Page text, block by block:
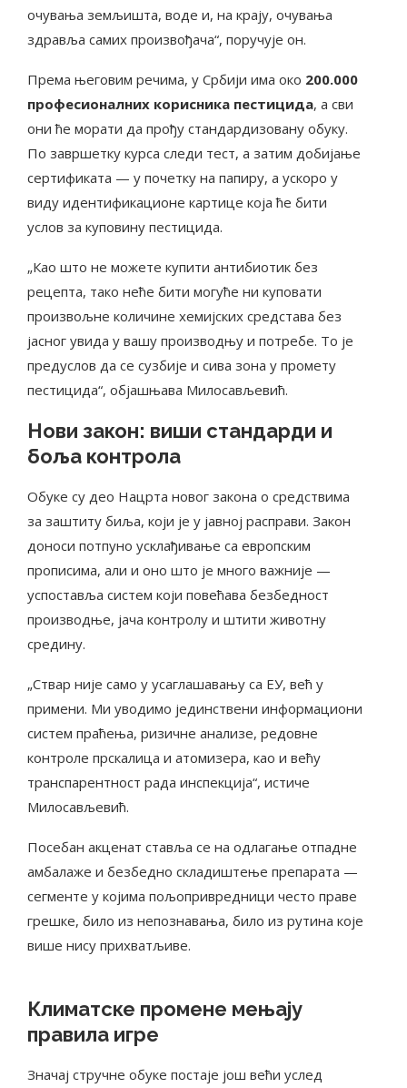
очувања земљишта, воде и, на крају, очувања
здравља самих произвођача“, поручује он.
Према његовим речима, у Србији има око 200.000
професионалних корисника пестицида, а сви
они ће морати да прођу стандардизовану обуку.
По завршетку курса следи тест, а затим добијање
сертификата — у почетку на папиру, а ускоро у
виду идентификационе картице која ће бити
услов за куповину пестицида.
„Као што не можете купити антибиотик без
рецепта, тако неће бити могуће ни куповати
произвољне количине хемијских средстава без
јасног увида у вашу производњу и потребе. То је
предуслов да се сузбије и сива зона у промету
пестицида“, објашњава Милосављевић.
Нови закон: виши стандарди и
боља контрола
Обуке су део Нацрта новог закона о средствима
за заштиту биља, који је у јавној расправи. Закон
доноси потпуно усклађивање са европским
прописима, али и оно што је много важније —
успоставља систем који повећава безбедност
производње, јача контролу и штити животну
средину.
„Ствар није само у усаглашавању са ЕУ, већ у
примени. Ми уводимо јединствени информациони
систем праћења, ризичне анализе, редовне
контроле прскалица и атомизера, као и већу
транспарентност рада инспекција“, истиче
Милосављевић.
Посебан акценат ставља се на одлагање отпадне
амбалаже и безбедно складиштење препарата —
сегменте у којима пољопривредници често праве
грешке, било из непознавања, било из рутина које
више нису прихватљиве.
Климатске промене мењају
правила игре
Значај стручне обуке постаје још већи услед